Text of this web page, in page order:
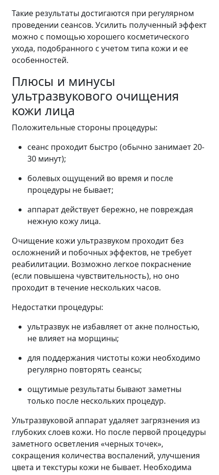
Такие результаты достигаются при регулярном
проведении сеансов. Усилить полученный эффект
можно с помощью хорошего косметического
ухода, подобранного с учетом типа кожи и ее
особенностей.
Плюсы и минусы
ультразвукового очищения
кожи лица
Положительные стороны процедуры:
сеанс проходит быстро (обычно занимает 20-
30 минут);
болевых ощущений во время и после
процедуры не бывает;
аппарат действует бережно, не повреждая
нежную кожу лица.
Очищение кожи ультразвуком проходит без
осложнений и побочных эффектов, не требует
реабилитации. Возможно легкое покраснение
(если повышена чувствительность), но оно
проходит в течение нескольких часов.
Недостатки процедуры:
ультразвук не избавляет от акне полностью,
не влияет на морщины;
для поддержания чистоты кожи необходимо
регулярно повторять сеансы;
ощутимые результаты бывают заметны
только после нескольких процедур.
Ультразвуковой аппарат удаляет загрязнения из
глубоких слоев кожи. Но после первой процедуры
заметного осветления «черных точек»,
сокращения количества воспалений, улучшения
цвета и текстуры кожи не бывает. Необходима